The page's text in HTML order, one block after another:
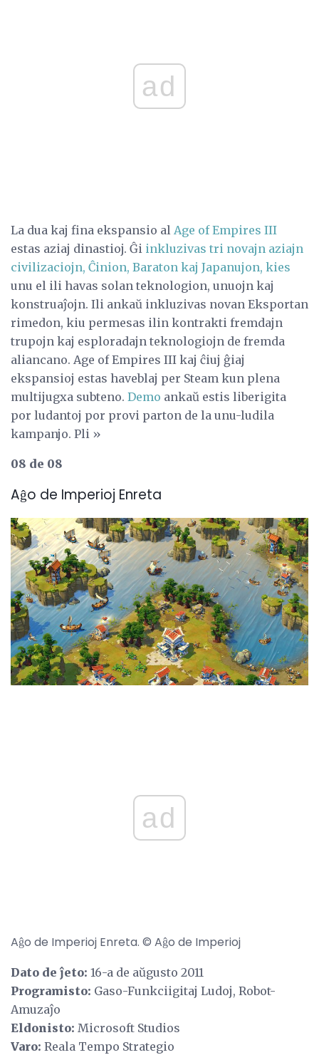
ad
La dua kaj fina ekspansio al Age of Empires III
estas aziaj dinastioj. Ĝi inkluzivas tri novajn aziajn
civilizaciojn, Ĉinion, Baraton kaj Japanujon, kies
unu el ili havas solan teknologion, unuojn kaj
konstruaĵojn. Ili ankaŭ inkluzivas novan Eksportan
rimedon, kiu permesas ilin kontrakti fremdajn
trupojn kaj esploradajn teknologiojn de fremda
aliancano. Age of Empires III kaj ĉiuj ĝiaj
ekspansioj estas haveblaj per Steam kun plena
multijugxa subteno. Demo ankaŭ estis liberigita
por ludantoj por provi parton de la unu-ludila
kampanjo. Pli »
08 de 08
Aĝo de Imperioj Enreta
ad
Aĝo de Imperioj Enreta. © Aĝo de Imperioj
Dato de ĵeto: 16-a de aŭgusto 2011
Programisto: Gaso-Funkciigitaj Ludoj, Robot-
Amuzaĵo
Eldonisto: Microsoft Studios
Varo: Reala Tempo Strategio